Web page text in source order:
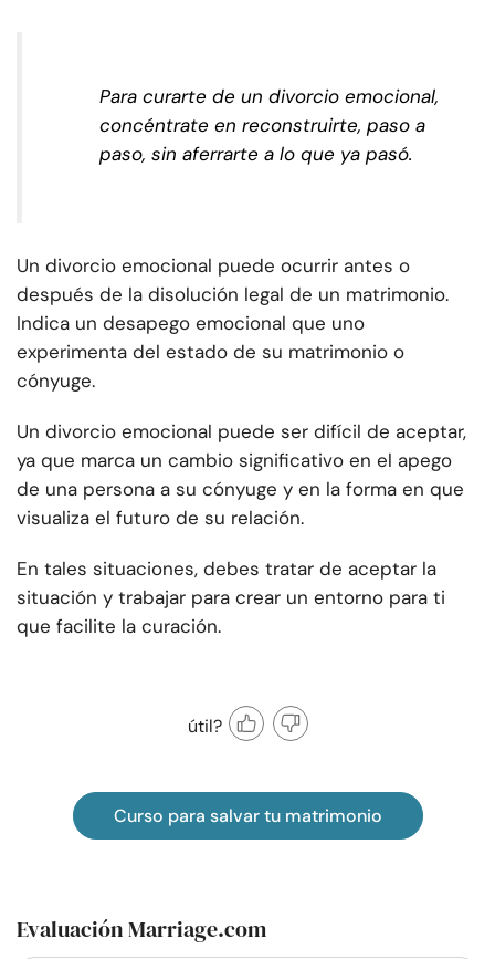
Para curarte de un divorcio emocional,
concéntrate en reconstruirte, paso a
paso, sin aferrarte a lo que ya pasó.
Un divorcio emocional puede ocurrir antes o
después de la disolución legal de un matrimonio.
Indica un desapego emocional que uno
experimenta del estado de su matrimonio o
cónyuge.
Un divorcio emocional puede ser difícil de aceptar,
ya que marca un cambio significativo en el apego
de una persona a su cónyuge y en la forma en que
visualiza el futuro de su relación.
En tales situaciones, debes tratar de aceptar la
situación y trabajar para crear un entorno para ti
que facilite la curación.
útil?
Curso para salvar tu matrimonio
Evaluación Marriage.com